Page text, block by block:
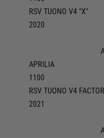
RSV TUONO V4 "X"
2020
APRILIA
1100
RSV TUONO V4
2021